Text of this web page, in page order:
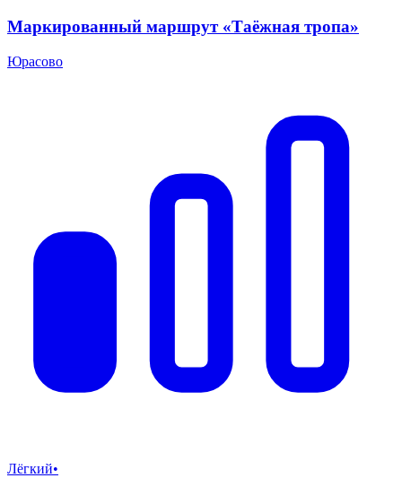
Маркированный маршрут «Таёжная тропа»
Юрасово
Лёгкий•